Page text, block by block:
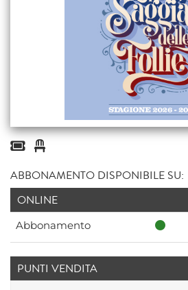
ABBONAMENTO DISPONIBILE SU:
ONLINE
Abbonamento
PUNTI VENDITA